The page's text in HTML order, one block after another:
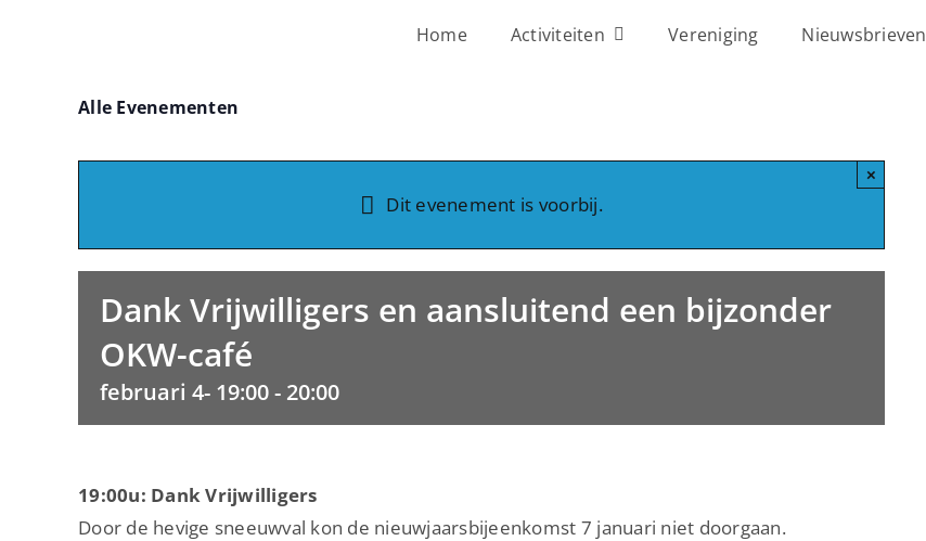
Home Activiteiten Vereniging Nieuwsbrieven
Alle Evenementen
Dit evenement is voorbij.
×
Dank Vrijwilligers en aansluitend een bijzonder
OKW-café
februari 4- 19:00- 20:00
19:00u: Dank Vrijwilligers
Door de hevige sneeuwval kon de nieuwjaarsbijeenkomst 7 januari niet doorgaan.